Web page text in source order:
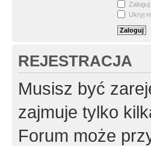
Ukryj
REJESTRACJA
Musisz być
zajmuje tylko
Forum może